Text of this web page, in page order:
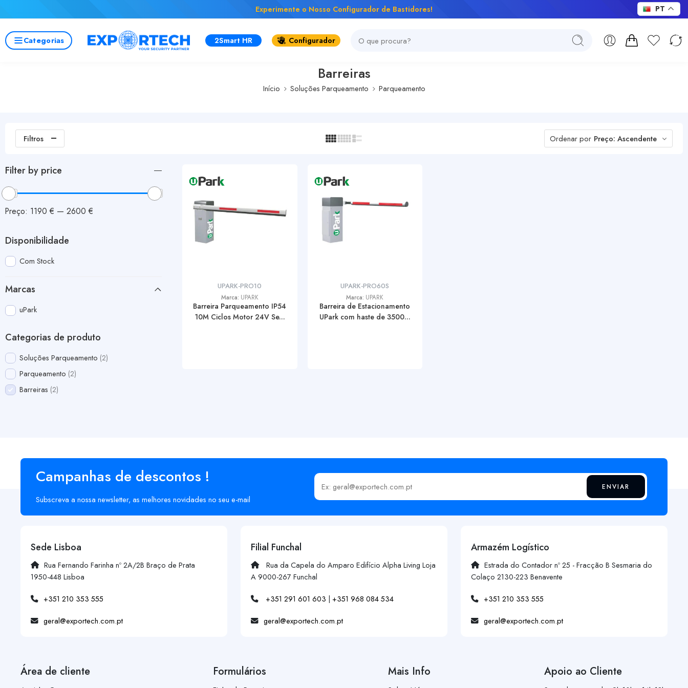
Experimente o Nosso Configurador de Bastidores!
Categorias 2Smart HR Configurador
Barreiras
Início Soluções Parqueamento Parqueamento
Filtros Ordenar por Preço: Ascendente
UPARK-PRO10
Marca: UPARK
Barreira Parqueamento IP54
10M Ciclos Motor 24V Se...
UPARK-PRO60S
Marca: UPARK
Barreira de Estacionamento
UPark com haste de 3500...
Filter by price
Preço: 1190 € — 2600 €
Disponibilidade
Com Stock
Marcas
uPark
Categorias de produto
Soluções Parqueamento 2
Parqueamento 2
Barreiras 2
Campanhas de descontos !
Subscreva a nossa newsletter, as melhores novidades no seu e-mail
Insira o seu email ENVIAR
Sede Lisboa
Rua Fernando Farinha nº 2A/2B Braço de Prata
1950-448 Lisboa
+351 210 353 555
geral@exportech.com.pt
Filial Funchal
Rua da Capela do Amparo Edifício Alpha Living Loja
A 9000-267 Funchal
+351 291 601 603 | +351 968 084 534
geral@exportech.com.pt
Armazém Logístico
Estrada do Contador nº 25 - Fracção B Sesmaria do
Colaço 2130-223 Benavente
+351 210 353 555
geral@exportech.com.pt
Área de cliente Formulários Mais Info Apoio ao Cliente
PT